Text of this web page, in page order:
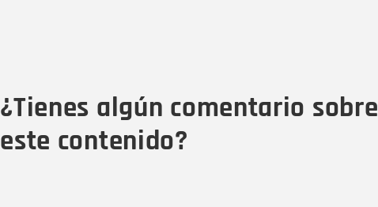
¿Tienes algún comentario sobre
este contenido?